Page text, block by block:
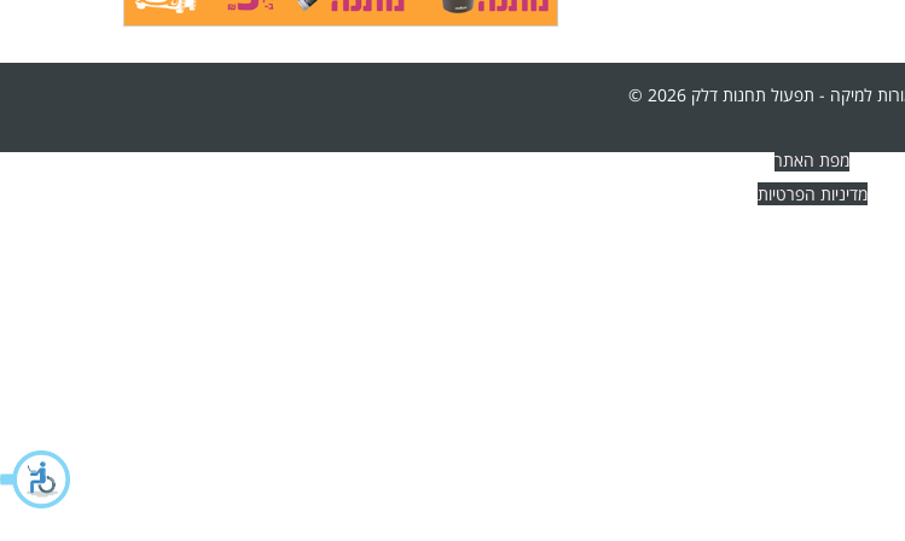
למיקה - תפעול תחנות דלק 2026 ©
מפת האתר
מדיניות הפרטיות